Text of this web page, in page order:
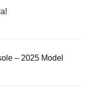
– 2025 Model